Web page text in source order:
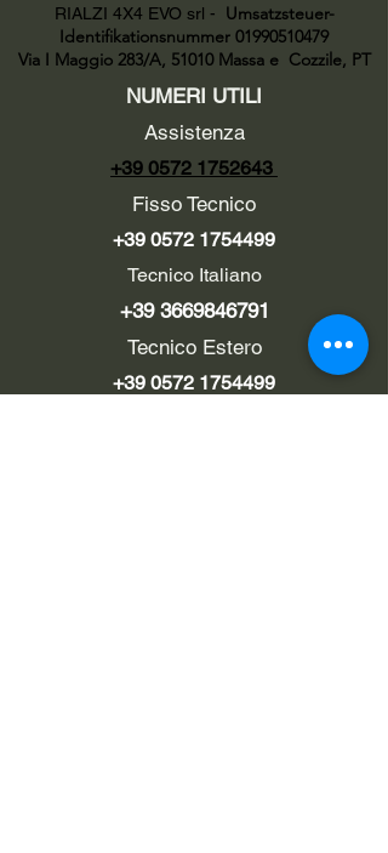
RIALZI 4X4 EVO srl -
Umsatzsteuer-
Identifikationsnummer 01990510479
Via I Maggio 283/A, 51010 Massa e Cozzile, PT
NUMERI UTILI
Assistenza
+39 0572 1752643
Fisso Tecnico
+39 0572 1754499
Tecnico Italiano
+39 3669846791
Tecnico Estero
+39 0572 1754499